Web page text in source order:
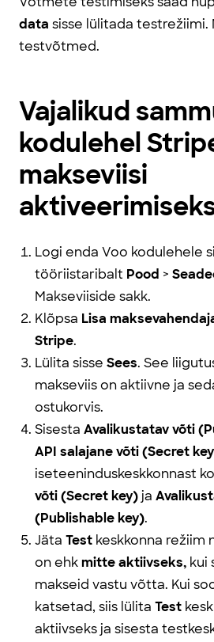
data sisse lülitada testrežiimi.
testvõtmed.
Vajalikud
kodulehel
makseviisi
Logi enda Voo kodulehele
tööriistaribalt Pood >
Makseviiside sakk.
Klõpsa Lisa
Stripe.
Lülita sisse Sees. See
makseviis on aktiivne ja
ostukorvis.
Sisesta Avalikustatav võti
API salajane võti(Secret
iseteeninduskeskkonnast
võti(Secret key)ja
(Publishable key).
Jäta Test keskkonna režiim
on ehkmitte aktiivseks, kui
makseid vastu võtta. Kui
katsetad, siis lülita Test
aktiivseks ja sisesta